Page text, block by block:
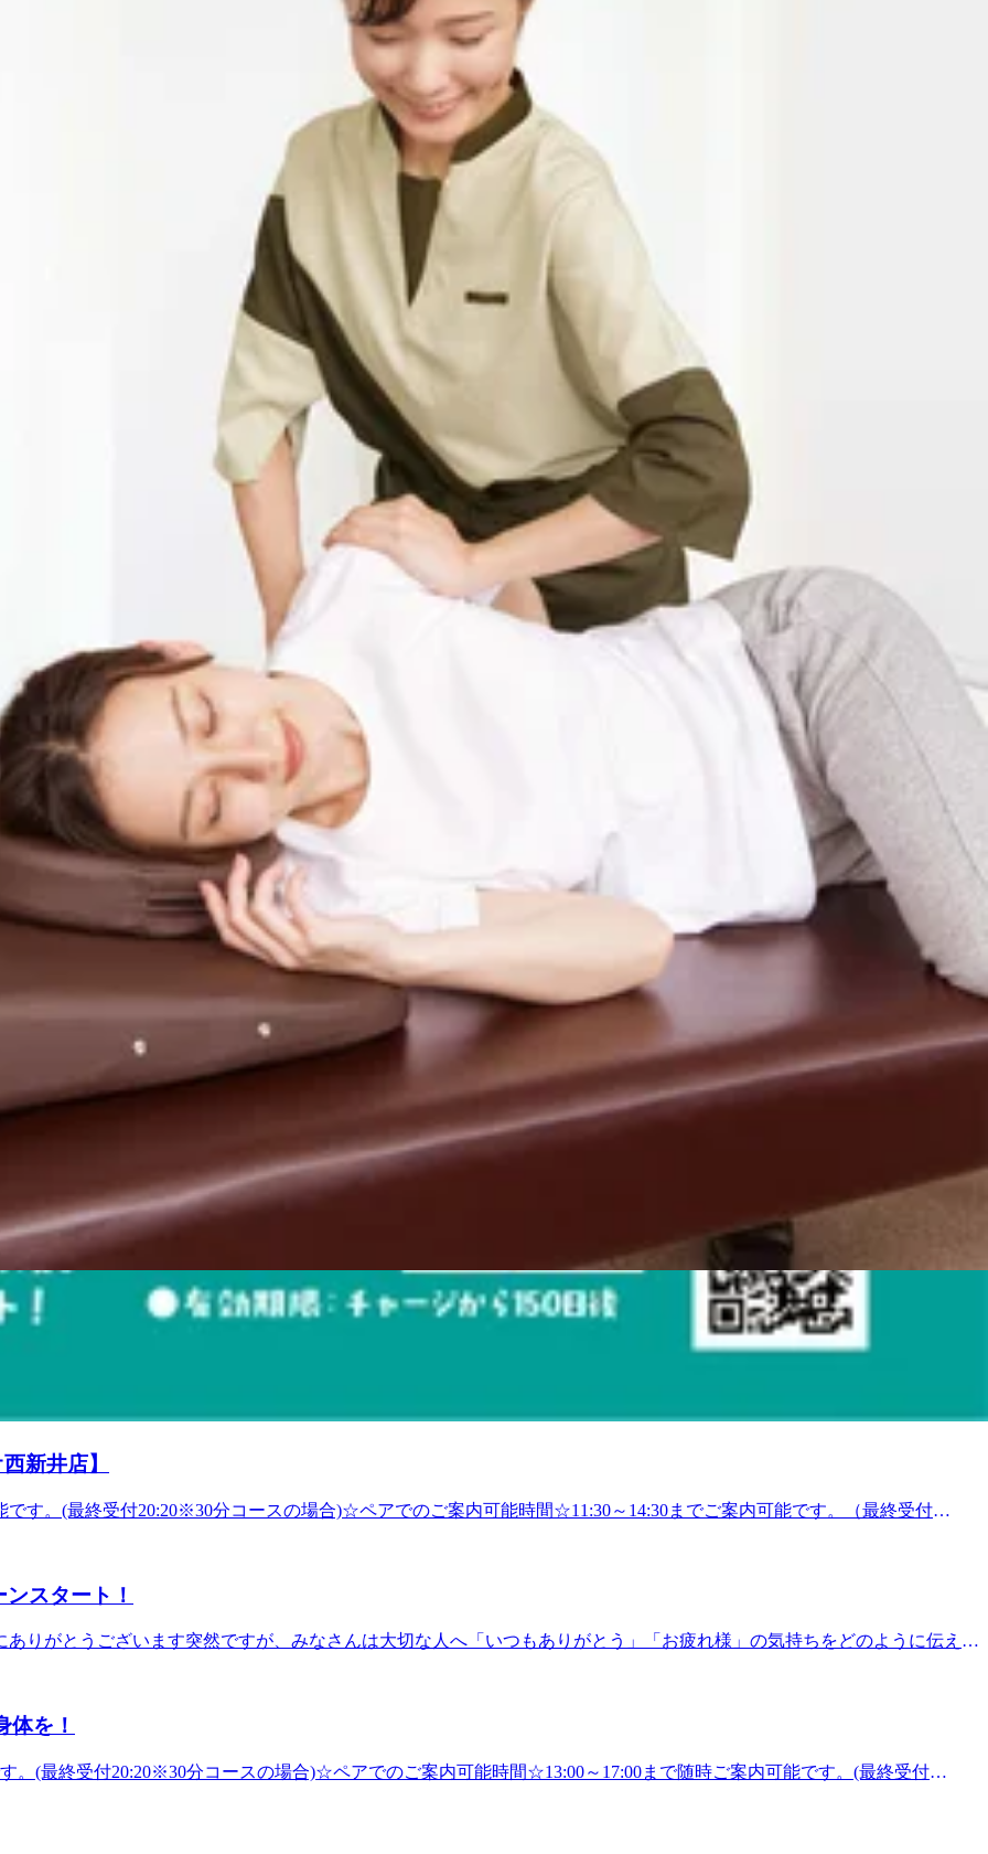
いますが、睡眠はとれていますか？熱中症にお気をつけてお過ごしくださいね。夏といえば、お待ちかねの「サマーキャ
）の期間限定で、リラクペイチャージが最大42％増額となります！※期間中お一人様1回限り※クーポンコード
めてご利用のお客様は、1万円以上のチャージで20%増額に♪※クーポンコード「newsummer26」の事前適用が必要ですチ
クペイカードって？】Re.Ra.Kuのお店で使えるプリペイド式のカードです。お会計ごとにポイントが貯まり、たまった
高有効期限：チャージの日から150日間ポイント有効期限：ポイント取得日から365日間 夏バテに負けないカラダを！夏休
体のメンテナンスをはじめるなら、キャンペーンを逃さず活用しましょう☆リラクではメインコースのボディケアやフッ
す。とくに、-５℃の炭酸泡を使った夏季限定のヘッドスパがオススメですよ♪ 受付時にお疲れの箇所に合わせたご提案も
健康習慣を始めましょう！皆さまのご来店、心よりお待ちしています
気持ちいい!【肩甲骨ストレッチ】と【骨盤ストレッチ】を取り入れたリラク系ボディケア♪Re.Ra.Ku
東京都足立区西新井栄町1-17-1&lt;営業時間&gt;
パサージオ西新井店】
。(最終受付20:20※30分コースの場合)☆ペアでのご案内可能時間☆12:00～15:30まで随時ご案内可能です。(最終受付
こんにちは!Re.Ra.Kuパサージオ西新
疲れが溜まりやすく、ダルさや頭痛なども出やすくなるので、羽織るもので調整したり、温かいものを食べたり飲んだり
側からのアプローチもオススメです☆夏季限定、冷たい炭酸泡を使用した【爽快ヘッドスパ】も暑い日にはピッタリで
すよ^^気になる方はお気軽にスタッフにお声掛け下さい♪ みなさまのご来店心よりお待ちしております!お客様のお疲れ箇
マッサージよりも気持ちいい!【肩甲骨ストレッチ】と【股関節ストレッ
店&lt;住所&gt;西新井駅から徒歩3分!!〒123-0843東京都足立区西新井栄町1-17-1パサージオ西新井 2F&lt;営業時間&gt;10:00
Re.Ra.Ku パサージオ西新井店】
10:55～21:00まで随時ご案内可能です。最終受付20:20※30分コースの場合)☆ペアでのご案内可能時間☆12:10～15:30まで
こんにちは!Re.Ra.Kuパサージオ西新井店です。これから暑い日が続きますが体調を崩
や帽子などで暑さ対策をしていきましょう!夏季限定、－５℃の炭酸泡を使用した【爽快ヘッドスパ】も今日みたいな暑
す☆香りも選べるので気になる方はお気軽にスタッフにお声掛け下さい♪お客様のお疲れ箇所に合ったコースをご一緒に考
ります!★☆★☆★☆★☆★☆★☆★☆★☆★☆★☆★☆★☆★☆★☆★マッサージよりも気持ちいい!【肩甲骨ストレッチ】と【股
ージオ西新井店&lt;住所&gt;西新井駅から徒歩3分!!〒123-0843東京都足立区西新井栄町1-17-1パサージオ西新井 2F&lt;営業
シュ♪
。(最終受付20:20※30分コースの場合)☆ペアでのご案内可能時間☆お問い合わせください。出勤スタッフ:小森・中村-------
こんにちは!Re.Ra.Kuパサージオ西新井店です。今日から７月ですね！暑さと湿度で身体が重
ッシュさせましょう♪とくに夏季限定の「爽快ヘッドスパ」がオススメですよ♪－５℃の炭酸泡でパチパチっシュワっと爽
を膨張させる ボーア反応 が起こることで、血管が拡張します。よって血液の流れがよくなり、酸素や栄養が皮膚や頭皮
ソフトラベンダーの香りとブルーミングリモーネの香り２種類からお選びいただけます。どちらも心休まる香りです♪香
り、体温や睡眠、ホルモンの分泌、免疫機能などのバランスを整えるよう促されます。 炭酸スカルプスプレーは頭皮だ
す♪期間限定で、爽快ヘッドスパ＋ボディケア として組み合わせたお得なセットコースをご用意しています。メインコー
めずお時間のみのご予約でも大丈夫です。受付時にお疲れに合ったコースの提案をさせていただきますので、お気軽に
が60～70%くらいの方は60分コースそれ以上の方は90分以上のコースをおすすめしています。皆さまのご来店、心よりお
ッサージよりも気持ちいい!【肩甲骨ストレッチ】と【骨盤ストレッチ】を取り入れたリラク系ボディ
3分!!〒123-0843東京都足立区西新井栄町1-17-1&lt;営業時間&gt;10:00～21:00
。(最終受付20:20※30分コースの場合)☆ペアでのご案内可能時間☆お問い合わせください。出勤スタッフ:中村・渡部-------
パサージオ西新井店です。25周年記念「カラダ応援キャンペーン」がはじまりました！リラクペイチャージで 最大
● 37,000円以上 ： 35％増額● 24,000円以上 ： 25％増額● 9,000円以上 ： 11％増額たとえば、70,000円チャージで、
ャージで、30,000円分に9,000円チャージで、 10,000円分に※期間中お一人様1回限り※クーポンコード「lucky2026」の事前
なく☆2026.7.17(金)までの期間限定のバク増キャンペーンです！お得に利用するなら今がチャンスです♪【リラクペイカ
す。お会計ごとにポイントが貯まり、たまったポイントをお支払い時に利用することもできます。チャージ残高有効期限：
ら365日間 リラクでは、メインコースのボディケアやフットケアに加え様々なメニューをご用意しております。【メイン
出を促します。●オイルフットケア：臓器や器官と繋がっているとされる末梢神経をアロマオイルでほぐしながら刺激し
ッチ要素を加え、筋肉の柔軟性＆可動域も向上させます。 【オプションメニュー】●ヘッドスパ：頭皮や目の周りをほぐ
ームやジェルを使用して首元のリンパを流していきます。●オイルハンドケア：前腕から手のひらまで、香りの良いクリ
します。●角質ケア：気になる足裏の角質を除去してスベスベ肌に。 いろいろあってコース迷っちゃう…という方も大丈
東京都足立区西新井栄町1-17-1&lt;営業時間&gt;10:00～21:00
フトが大好評！
で早期終了の可能性あり 父の日に、日頃の「ありがとう」を。離れていても、感謝の気持ちをeギフトで届けません
で販売開始からわずか4日間で100万円の販売を突破いたしました！ これに伴い、ご用意している販売上限数に達し次
だく可能性がございます。「まだ大丈夫」と思っている方も、ぜひお早めにお買い求めくださ
！───────────────────6月28日（日）までの期間限定で、eGiftが “30％OFF” でご購入いただけます。※上限に達
税込）5,000円 ︎ 3,500円（税込）3,000円 ︎ 2,100円（税込） ───────────────────︎ Re.Ra.Ku の eGift 概要
うね。 リラクではメインコースのボディケアやフットケアの他、オプションメニューも多数ご用意しております。 ●ヘ
。●ネックリンパケア：温感クリームやジェルを使用して首元のリンパを流していきます。●オイルハンドケア：前腕か
なかケア：腸の動きの活性化を促します。●角質ケア：気になる足裏の角質を除去してスベスベ肌に。メインコースプラ
らいの方は30分コースお疲れが60～70%くらいの方は60分コースそれ以上の方は90分以上のコースをおすすめしていま
マッサージよりも気持ちいい!【肩甲骨ストレッチ】と【骨盤ストレッ
新井店】
す。(最終受付20:20※30分コースの場合)☆ペアでのご案内可能時間☆11:30～14:30までご案内可能です。（最終受付
う♪ということで父の日にもぴったりな、eギフト30%OFFキャンペーンスタートしています。「形に残るものもいいけれ
いつもありがとう」「お疲れ様」の気持ちを込めてプレゼントしませんか？開催期間：2026年6月13日（土）〜 6月28日
通常価格より30%OFF！有効期限：ご購入日から4ヶ月後の月末まで利用可能店舗：当店をはじめとする対象のRe.Ra.Ku店
今月のおすすめは、毎年大好評の【爽快ヘッドスパ】です！！炭酸泡で血行促進の効果が期待できますのでむくみが
アやハンドケアにもご利用いただけます。＊10分330円～お疲れ度40～60%の方は60分以上のコースお疲れ度60～80%の
ります!マッサージよりも気持ちいい!【肩甲骨ストレッチ】と【股関節ストレッチ】を取り入れたリラク系ボディケア
123-0843東京都足立区西新井栄町1-17-1パサージオ西新井 2F&lt;営業時間&gt;10:00～21:00
スタート！
りがとうございます突然ですが、みなさんは大切な人へ「いつもありがとう」「お疲れ様」の気持ちをどのように伝えて
が、なんと【30%OFF】で買えちゃう超お得なキャンペーンがスタートします！ キャンペーン概要開催期間：2026年6月
のeギフトチケットが、通常価格より30%OFF！有効期限：ご購入日から4ヶ月後の月末まで（余裕を持って使っていただけ
Bell Epoc各店、RuamRuam各店（※Spa Re.Ra.Kuは除きます） 例えばこんな使い方におすすめ！*6月21日（日）の「父の
ゆっくり体を休めてね」というメッセージと一緒に、極上のリラクゼーションを贈りませんか？このeギフトはデジタル
、スマホからその場ですぐに贈ることができます！オリジナルのデジタルメッセージカードも添えられるので、普段は照
ージ eギフトの購入方法はとってもカンタン！下記のリンク（リラクグループ公式ギフトページ）にアクセス贈りたいチ
、JCB、American Express、Dinersがご利用いただけます） 【eギフトのご購入はこちらから！】https://reraku.egift-
体を！
。(最終受付20:20※30分コースの場合)☆ペアでのご案内可能時間☆13:00～17:00まで随時ご案内可能です。(最終受付
続いていますね。朝晩は肌寒く感じますが、風邪などひいていないですか？気圧・湿度の変動でお身体の調子を崩しやす
クではお身体の状態にあわせたメニューを多数ご用意しています。 ●ボディケア：全身のもみほぐしで、血行と老廃物の